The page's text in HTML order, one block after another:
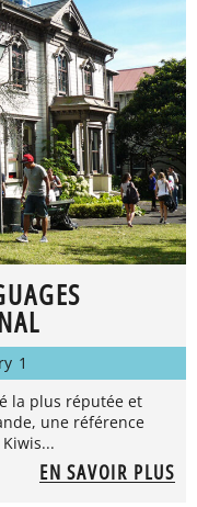
1
la plus réputée et
une référence
EN SAVOIR PLUS